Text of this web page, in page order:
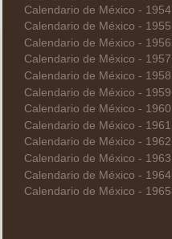
Calendario de México - 1954
Calendario de México - 1955
Calendario de México - 1956
Calendario de México - 1957
Calendario de México - 1958
Calendario de México - 1959
Calendario de México - 1960
Calendario de México - 1961
Calendario de México - 1962
Calendario de México - 1963
Calendario de México - 1964
Calendario de México - 1965